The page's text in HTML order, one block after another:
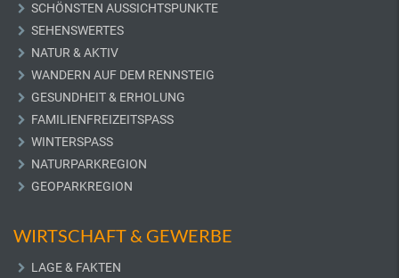
SCHÖNSTEN AUSSICHTSPUNKTE
SEHENSWERTES
NATUR & AKTIV
WANDERN AUF DEM RENNSTEIG
GESUNDHEIT & ERHOLUNG
FAMILIENFREIZEITSPASS
WINTERSPASS
NATURPARKREGION
GEOPARKREGION
WIRTSCHAFT & GEWERBE
LAGE & FAKTEN